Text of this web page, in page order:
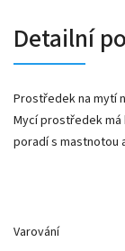
Detailní
Prostředek na mytí
Mycí prostředek
poradí s mastnotou
Varování